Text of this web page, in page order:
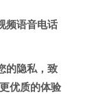
频语音电话
的隐私，致
优质的体验